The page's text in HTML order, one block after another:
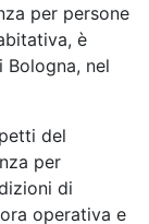
per persone
è
nel
del
per
di
operativa e